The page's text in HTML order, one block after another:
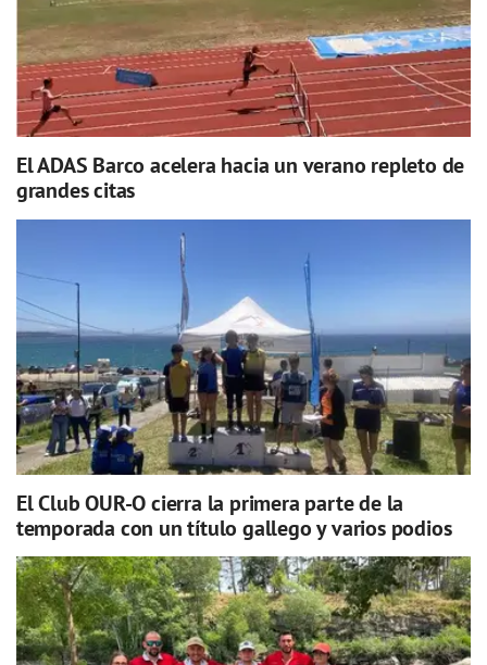
El ADAS Barco acelera hacia un verano repleto de
grandes citas
El Club OUR-O cierra la primera parte de la
temporada con un título gallego y varios podios